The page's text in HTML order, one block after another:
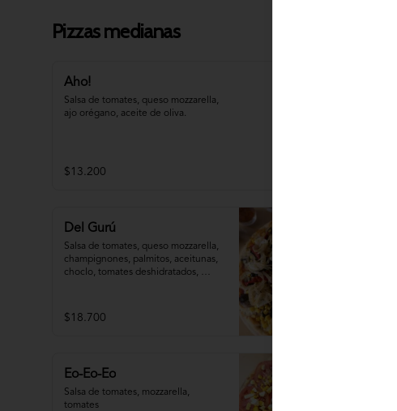
Pizzas medianas
Aho!
Salsa de tomates, queso mozzarella,
ajo orégano, aceite de oliva.
$13.200
Del Gurú
Salsa de tomates, queso mozzarella,
champignones, palmitos, aceitunas,
choclo, tomates deshidratados,
$18.700
Eo-Eo-Eo
Salsa de tomates, mozzarella,
tomates